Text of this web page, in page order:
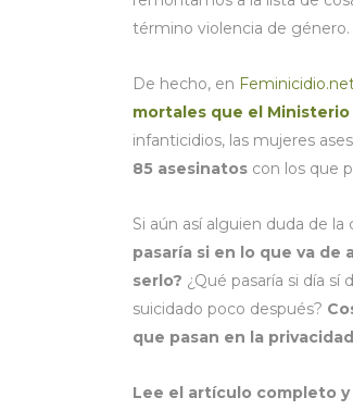
término violencia de género.
De hecho, en
mortales que el
infanticidios, las mujeres
85 asesinatos con los que
Si aún así alguien duda de
pasaría si en lo que va de
serlo? ¿Qué pasaría si día
suicidado poco después?
que pasan en la
Lee el artículo completo